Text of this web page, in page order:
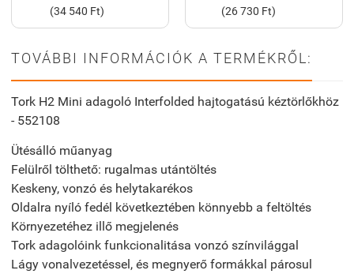
(34 540 Ft)
(26 730 Ft)
TOVÁBBI INFORMÁCIÓK A TERMÉKRŐL:
Tork H2 Mini adagoló Interfolded hajtogatású kéztörlőkhöz
- 552108
Ütésálló műanyag
Felülről tölthető: rugalmas utántöltés
Keskeny, vonzó és helytakarékos
Oldalra nyíló fedél következtében könnyebb a feltöltés
Környezetéhez illő megjelenés
Tork adagolóink funkcionalitása vonzó színvilággal
Lágy vonalvezetéssel, és megnyerő formákkal párosul